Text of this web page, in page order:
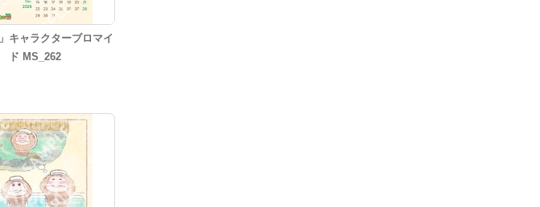
キャラクターブロマイ
ド MS_262